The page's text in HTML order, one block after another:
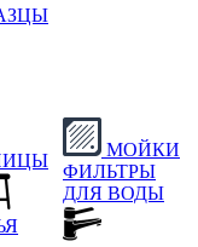
МОЙКИ
ФИЛЬТРЫ
ДЛЯ ВОДЫ